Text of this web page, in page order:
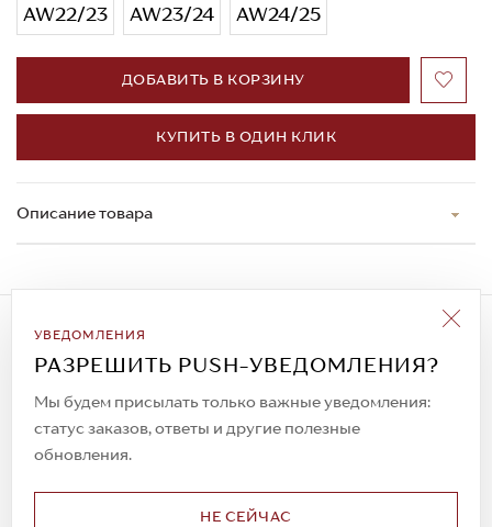
AW22/23 AW23/24 AW24/25
ДОБАВИТЬ В КОРЗИНУ
КУПИТЬ В ОДИН КЛИК
Описание товара
УВЕДОМЛЕНИЯ
РАЗРЕШИТЬ PUSH-УВЕДОМЛЕНИЯ?
Мы будем присылать только важные уведомления:
статус заказов, ответы и другие полезные
обновления.
НЕ СЕЙЧАС
Подписаться на рассылку
Всегда будьте в курсе новых акций и
спецпредложений!
© 2023. AIT Shoes
Все права защищены